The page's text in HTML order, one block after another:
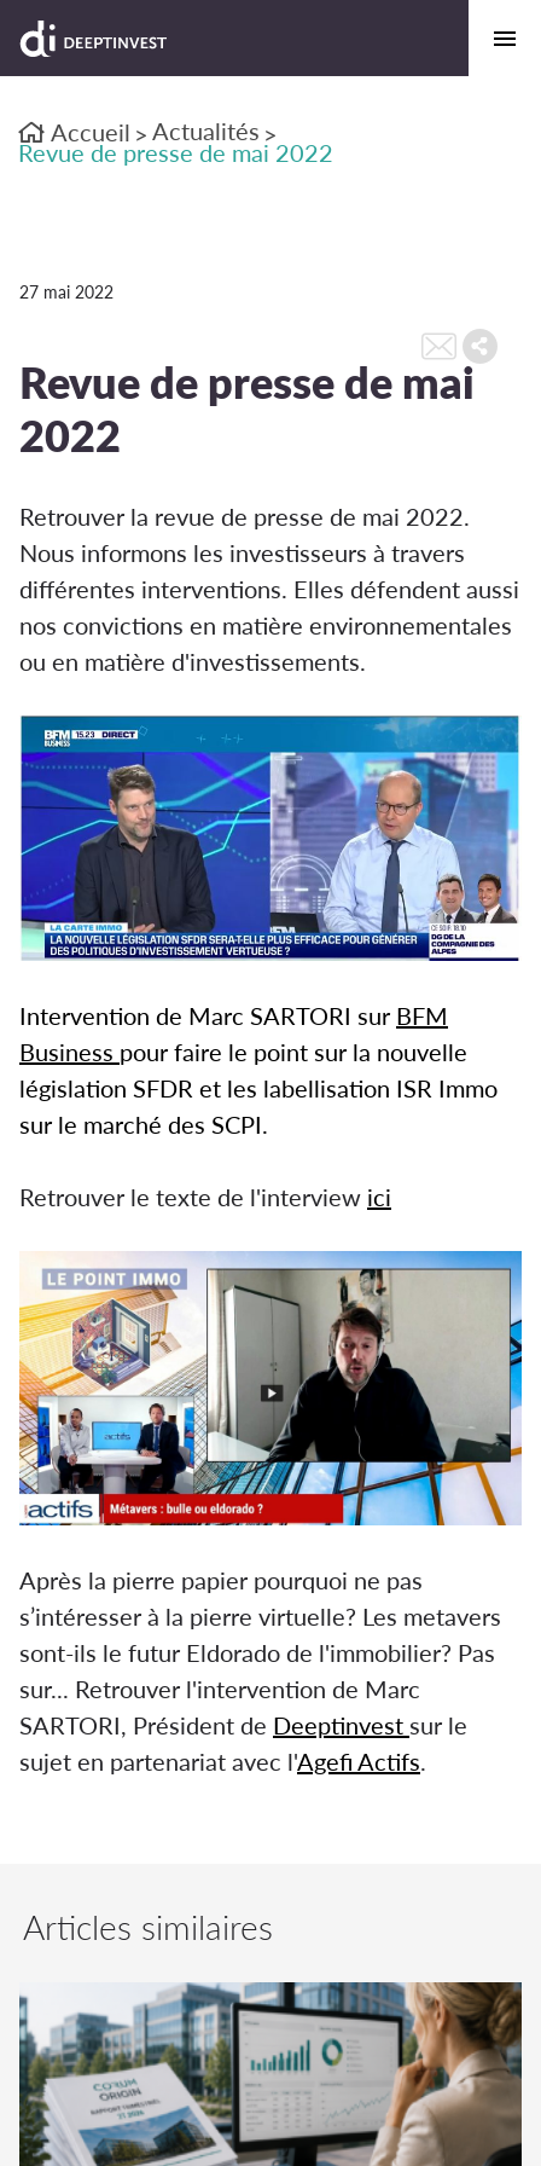
Accueil > Actualités >
Revue de presse de mai 2022
27 mai 2022
Revue de presse de mai
2022
Retrouver la revue de presse de mai 2022.
Nous informons les investisseurs à travers
différentes interventions. Elles défendent aussi
nos convictions en matière environnementales
ou en matière d'investissements.
Intervention de Marc SARTORI sur BFM
Business pour faire le point sur la nouvelle
législation SFDR et les labellisation ISR Immo
sur le marché des SCPI.
Retrouver le texte de l'interview ici
Après la pierre papier pourquoi ne pas
s’intéresser à la pierre virtuelle? Les metavers
sont-ils le futur Eldorado de l'immobilier? Pas
sur... Retrouver l'intervention de Marc
SARTORI, Président de Deeptinvest sur le
sujet en partenariat avec l'Agefi Actifs
Articles similaires